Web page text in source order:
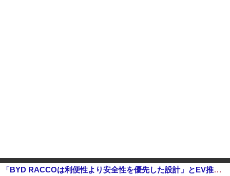
「BYD RACCOは利便性より安全性を優先した設計」とEV推進派がスカスカ構造を絶賛、これがRAC